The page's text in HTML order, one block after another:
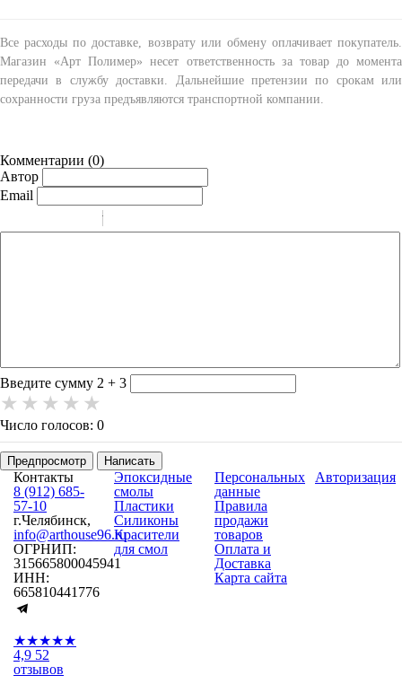
Все расходы по доставке, возврату или обмену оплачивает покупатель.
Магазин «Арт Полимер» несет ответственность за товар до момента
передачи в службу доставки. Дальнейшие претензии по срокам или
сохранности груза предъявляются транспортной компании.
Комментарии (0)
Автор
Email
-
-
-
Введите сумму 2 + 3
Число голосов: 0
Предпросмотр Написать
Контакты
8 (912) 685-
57-10
г.Челябинск,
info@arthouse96.ru
ОГРНИП:
315665800045941
ИНН:
665810441776
★★★★★
4,9 52
отзывов
Эпоксидные
смолы
Пластики
Силиконы
Красители
для смол
Персональных
данные
Правила
продажи
товаров
Оплата и
Доставка
Карта сайта
Авторизация